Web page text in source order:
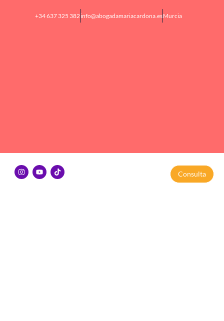
+34 637 325 382 info@abogadamariacardona.esMurcia
Consulta